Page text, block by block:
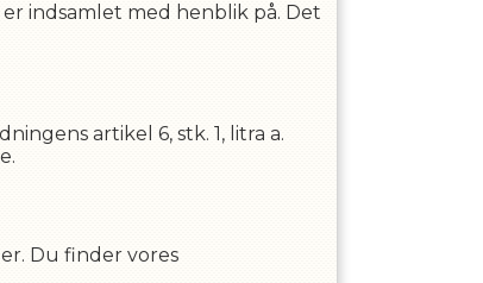
indsamlet med henblik på. Det
artikel 6, stk. 1, litra a.
Du finder vores